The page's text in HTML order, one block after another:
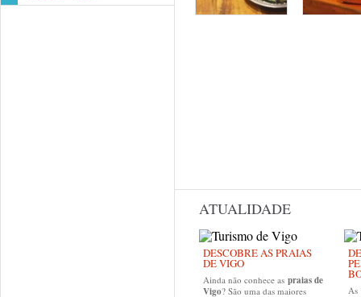
ATUALIDADE
DESCOBRE AS PRAIAS
DE VIGO
Ainda não conhece as praias de
Vigo? São uma das maiores
As